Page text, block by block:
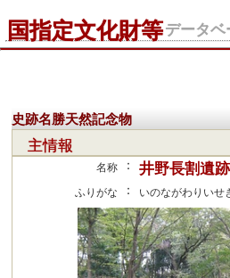
国指定文化財等データベ
史跡名勝天然記念物
主情報
名称 ： 井野長割遺跡
ふりがな ： いのながわりいせ